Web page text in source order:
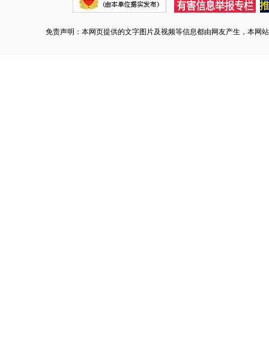
免责声明：本网页提供的文字图片及视频等信息都由网友产生，本网